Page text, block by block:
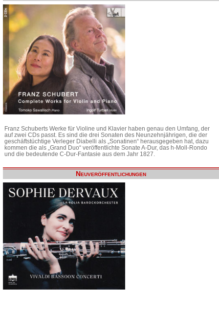
Franz Schuberts Werke für Violine und Klavier haben genau den Umfang, der
auf zwei CDs passt. Es sind die drei Sonaten des Neunzehnjährigen, die der
geschäftstüchtige Verleger Diabelli als „Sonatinen“ herausgegeben hat, dazu
kommen die als „Grand Duo“ veröffentlichte Sonate A-Dur, das h-Moll-Rondo
und die bedeutende C-Dur-Fantasie aus dem Jahr 1827.
Neuveröffentlichungen